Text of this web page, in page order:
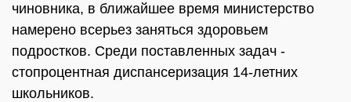
чиновника, в ближайшее время министерство
намерено всерьез заняться здоровьем
подростков. Среди поставленных задач -
стопроцентная диспансеризация 14-летних
школьников.